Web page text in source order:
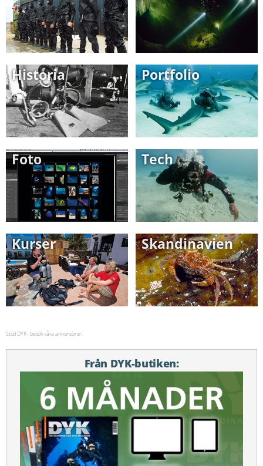
Historia Portfolio
Foto Tech
Kurser Skandinavien
Stöd DYK - besök våra annonsörer:
Från DYK-butiken: